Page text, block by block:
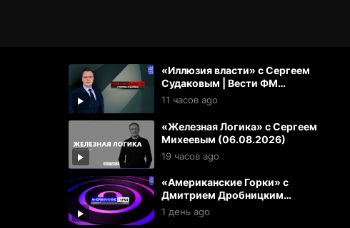
«Иллюзия власти» с Сергеем
Судаковым | Вести ФМ
(06.08.2026)
11 часов ago
«Железная Логика» с Сергеем
Михеевым (06.08.2026)
19 часов ago
«Американские Горки» с
Дмитрием Дробницким
(05.08.2026)
1 день ago